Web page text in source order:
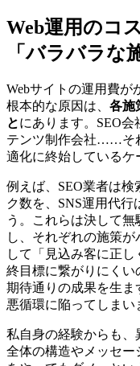
Web運用のコ
「バラバラな
Webサイトの運用費が
根本的な原因は、 各施
とにあります。SEO
テンツ制作会社……そ
適化に終始しているケ
例えば、SEO業者は
ク数を、SNS運用代行
う。これらは決して
し、それぞれの施策
して「見込み客に正
終目標に繋がりにく
期待通りの成果を生ま
悪循環に陥ってしまい
私自身の経験からも、
全体の構造やメッセ